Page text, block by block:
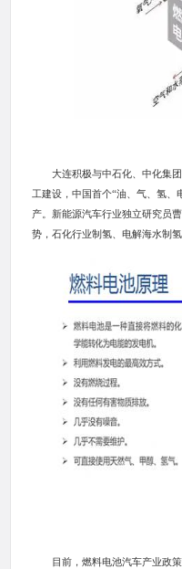
大连积极与中石化、中化集
工建设，中国首个“油、气、氢
产。新能源汽车行业独立研究员
势，石化行业制氢、电解海水制
目前，燃料电池汽车产业政